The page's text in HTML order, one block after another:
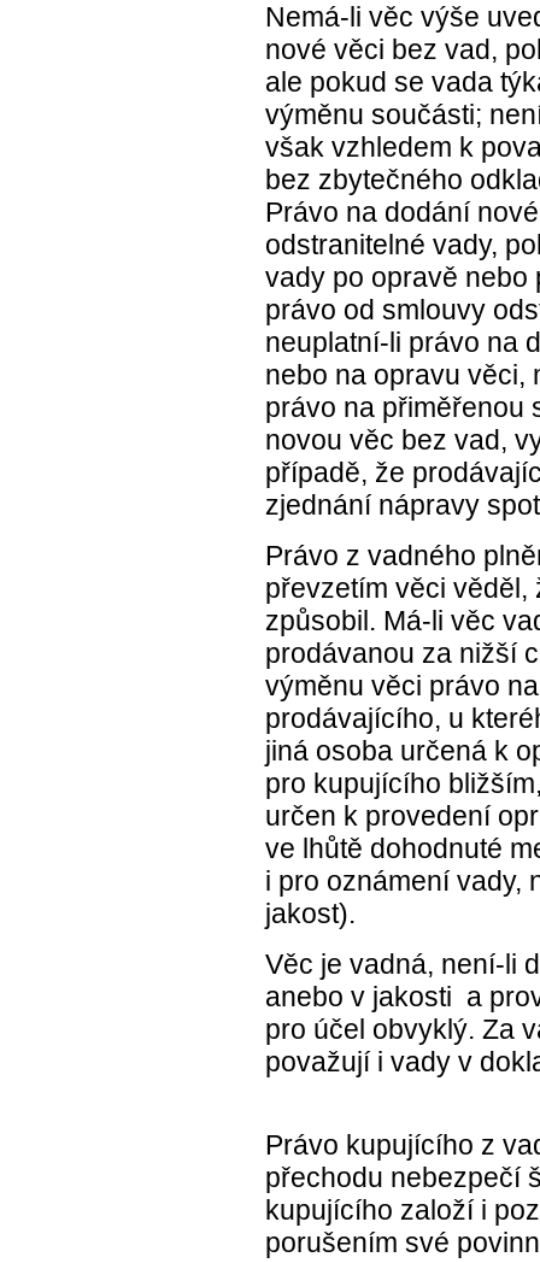
Nemá-li věc výše
nové věci bez vad,
ale pokud se vada
výměnu součásti;
však vzhledem k
bez zbytečného
Právo na dodání
odstranitelné vady,
vady po opravě nebo
právo od smlouvy
neuplatní-li právo na
nebo na opravu věci,
právo na přiměřenou
novou věc bez vad,
případě, že
zjednání nápravy
Právo z vadného
převzetím věci
způsobil. Má-li věc
prodávanou za nižší
výměnu věci právo
prodávajícího, u
jiná osoba určená k
pro kupujícího
určen k provedení
ve lhůtě dohodnuté
i pro oznámení vady,
jakost).
Věc je vadná, není-li
anebo v jakosti a
pro účel obvyklý. Za
považují i vady v
Právo kupujícího z
přechodu nebezpečí
kupujícího založí i
porušením své